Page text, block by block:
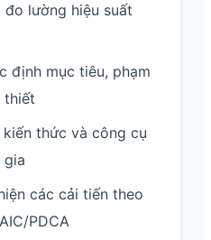
lường hiệu suất
định mục tiêu, phạm
thiết
kiến thức và công cụ
gia
các cải tiến theo
PDCA